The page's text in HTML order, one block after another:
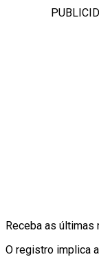
Receba as últimas
O registro implica